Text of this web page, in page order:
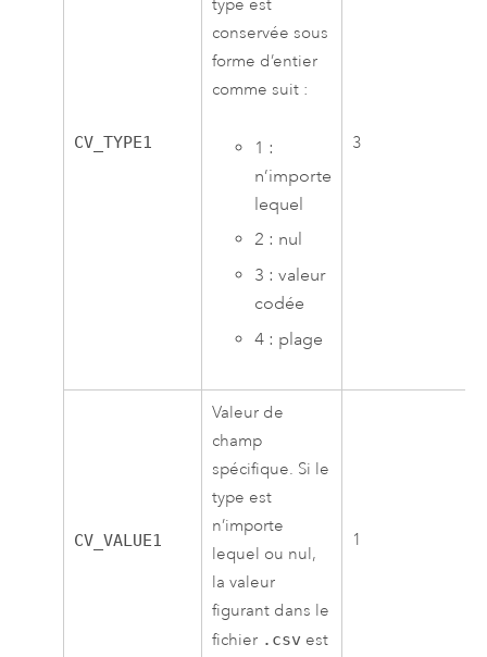
CV_TYPE1
type est
conservée sous
forme d’entier
comme suit :
1 :
n’importe
lequel
2 : nul
3 : valeur
codée
4 : plage
3
CV_VALUE1
Valeur de
champ
spécifique. Si le
type est
n’importe
lequel ou nul,
la valeur
figurant dans le
fichier .csv est
1